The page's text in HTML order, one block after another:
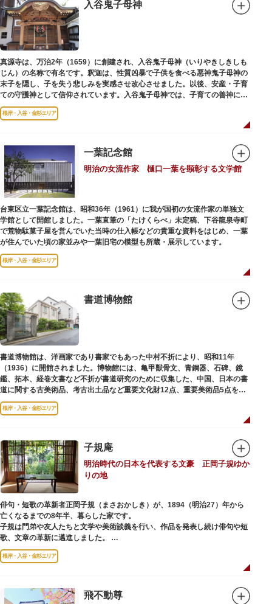
入谷鬼子母神
真源寺は、万治2年（1659）に創建され、入谷鬼子母神（いりやきしきしも
じん）の名称で有名です。釈迦は、性質凶暴で子供を食べる悪神鬼子母神の
末子を隠し、子を失う悲しみを実感させ改心させました。以後、安産・子育
ての守護神として信仰されています。入谷鬼子母神では、子育ての善神にな
った由来からツノのない「おに」の文字を使っています。
根岸・入谷・金杉エリア
一葉記念館
明治の女流作家 樋口一葉を顕彰する文学館
台東区立一葉記念館は、昭和36年（1961）に我が国初の女流作家の単独文
学館として開館しました。一葉直筆の「たけくらべ」未定稿、下谷龍泉寺町
で荒物駄菓子屋を営んでいた当時の仕入帳などの貴重な資料をはじめ、一葉
が住んでいた頃の家並みや一葉旧宅の模型も所蔵・展示しています。
根岸・入谷・金杉エリア
書道博物館
書道博物館は、洋画家であり書家でもあった中村不折により、昭和11年
（1936）に開館されました。博物館には、亀甲獣骨文、青銅器、石碑、鏡
鑑、拓本、経巻文書など不折が書道研究のために収集した、中国、日本の書
道に関する古美術品、考古出土品など重要文化財12点、重要美術品5点を含
む約16000点が収蔵されています。
根岸・入谷・金杉エリア
子規庵
明治時代の日本を代表する文豪 正岡子規ゆか
りの地
俳句・短歌の革新者正岡子規（まさおかしき）が、1894（明治27）年から
亡くなるまでの8年半、暮らした家です。
子規は門弟や友人たちと文学や美術談義を行い、作品を発表し続け俳句や短
歌、文章の革新に邁進しました。
故郷松山より母と妹を呼び寄せ、結核に苦しみながらも34歳で亡くなるまで
精力的に文学作品を創作し続けた場所でもあります。
ま再建され、現在の庵は東京都指定史跡として明治の雰囲気が体感できる魅
根岸・入谷・金杉エリア
飛不動尊